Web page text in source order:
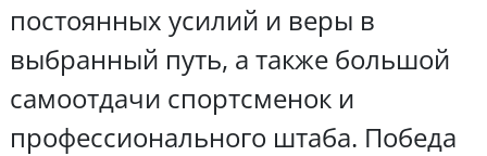
постоянных усилий и веры в
выбранный путь, а также большой
самоотдачи спортсменок и
профессионального штаба. Победа